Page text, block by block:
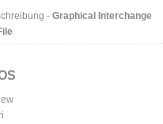
- Graphical Interchange